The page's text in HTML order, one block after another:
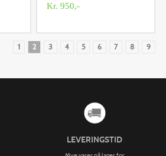
Kr. 950,-
1 2 3 4 5 6 7 8 9
LEVERINGSTID